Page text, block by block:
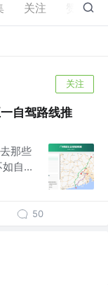
关注 51
关注
自驾路线推
那些
自...
50